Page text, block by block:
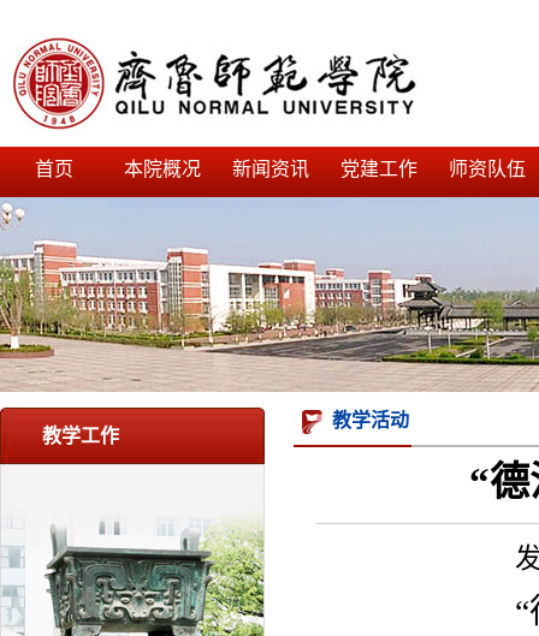
首页 本院概况 新闻资讯 党建工作 师资队伍
教学工作
教学活动
“
“